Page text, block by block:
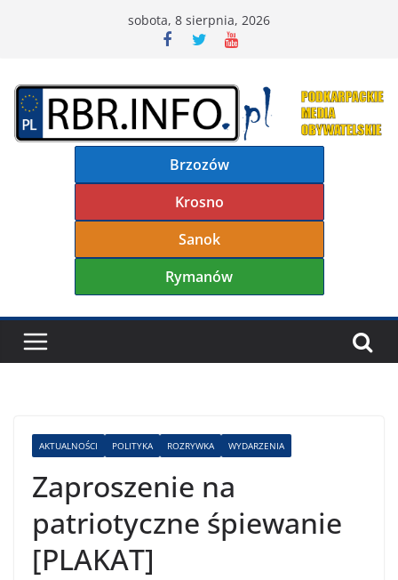
sobota, 8 sierpnia, 2026
Brzozów
Krosno
Sanok
Rymanów
AKTUALNOŚCI POLITYKA ROZRYWKA WYDARZENIA
Zaproszenie na
patriotyczne śpiewanie
[PLAKAT]